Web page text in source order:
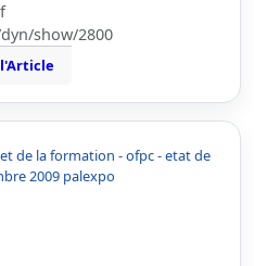
show/2800